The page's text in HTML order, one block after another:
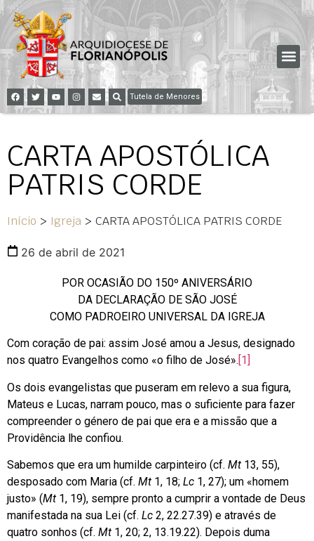
Tutela de Menores
CARTA APOSTÓLICA
PATRIS CORDE
Início > Igreja > CARTA APOSTÓLICA PATRIS CORDE
26 de abril de 2021
POR OCASIÃO DO 150º ANIVERSÁRIO
DA DECLARAÇÃO DE SÃO JOSÉ
COMO PADROEIRO UNIVERSAL DA IGREJA
Com coração de pai: assim José amou a Jesus, designado
nos quatro Evangelhos como «o filho de José». [1]
Os dois evangelistas que puseram em relevo a sua figura,
Mateus e Lucas, narram pouco, mas o suficiente para fazer
compreender o género de pai que era e a missão que a
Providência lhe confiou.
Sabemos que era um humilde carpinteiro (cf. Mt 13, 55),
desposado com Maria (cf. Mt 1, 18; Lc 1, 27); um «homem
justo» (Mt 1, 19), sempre pronto a cumprir a vontade de Deus
manifestada na sua Lei (cf. Lc 2, 22.27.39) e através de
quatro sonhos (cf. Mt 1, 20; 2, 13.19.22). Depois duma